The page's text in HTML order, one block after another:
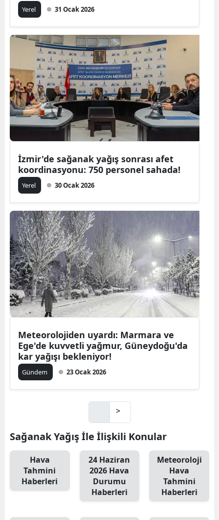
Yerel 31 Ocak 2026
İzmir'de sağanak yağış sonrası afet
koordinasyonu: 750 personel sahada!
Yerel 30 Ocak 2026
Meteorolojiden uyardı: Marmara ve
Ege'de kuvvetli yağmur, Güneydoğu'da
kar yağışı bekleniyor!
Gündem 23 Ocak 2026
>
Sağanak Yağış İle İlişkili Konular
Hava
Tahmini
Haberleri
24 Haziran
2026 Hava
Durumu
Haberleri
Meteoroloji
Hava
Tahmini
Haberleri